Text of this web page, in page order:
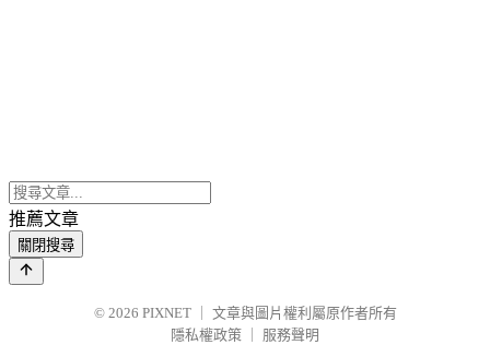
推薦文章
關閉搜尋
© 2026 PIXNET
文章與圖片權利屬原作者所有
隱私權政策
服務聲明